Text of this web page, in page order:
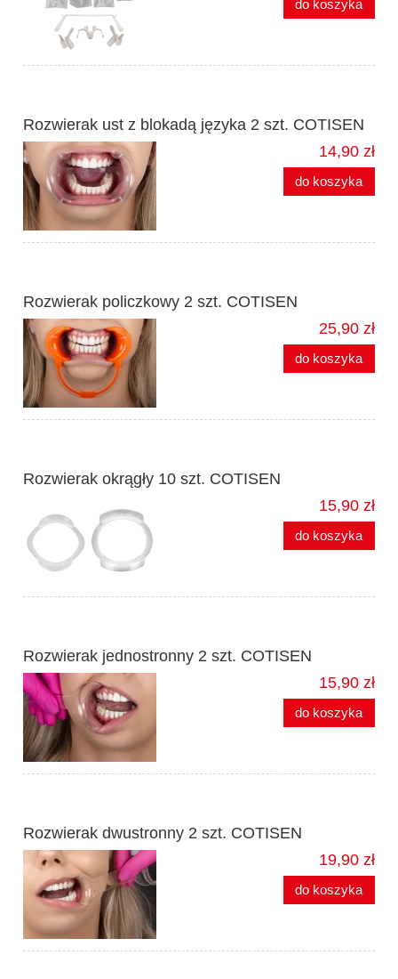
do koszyka
Rozwierak ust z blokadą języka 2 szt. COTISEN
14,90 zł
do koszyka
Rozwierak policzkowy 2 szt. COTISEN
25,90 zł
do koszyka
Rozwierak okrągły 10 szt. COTISEN
15,90 zł
do koszyka
Rozwierak jednostronny 2 szt. COTISEN
15,90 zł
do koszyka
Rozwierak dwustronny 2 szt. COTISEN
19,90 zł
do koszyka